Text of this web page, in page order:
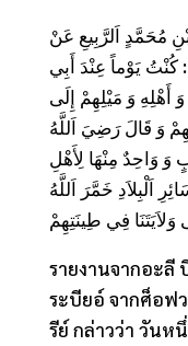
اَلرَّبِيعِ عَنْ
كُنْتُ يَوْماً عِنْدَ أَبِي
وَ مَيْلِهِمْ إِلَى
وَ قَالَ رَضِيَ اَللَّهُ
وَ وَاحِدٌ مِنْهَا لِأَهْلِ
اَلْبِلاَدِ خَمَّرَ اَللَّهُ
وَلاَيَتَنَا فِي طِينَتِهِمْ
รายงานจากอะลี
ระบียอ์ จากศ็อฟ
รีย์ กล่าวว่า วัน